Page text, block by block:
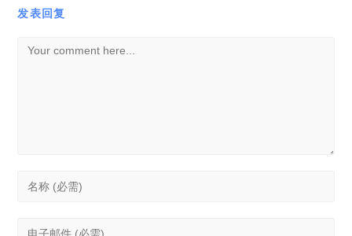
下节我们学习电子技术中的
电子入门教程[03]—带上它的眼睛